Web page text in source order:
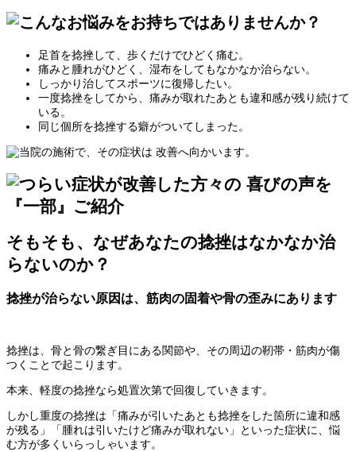
足首を捻挫して、歩くだけでひどく痛む。
痛みと腫れがひどく、湿布をしてもなかなか治らない。
しっかり治してスポーツに復帰したい。
一度捻挫をしてから、痛みが取れたあとも違和感が残り続けて
いる。
同じ個所を捻挫する癖がついてしまった。
そもそも、なぜあなたの捻挫はなかなか治
らないのか？
捻挫が治らない原因は、筋肉の固着や骨の歪みにあります
捻挫は、骨と骨の繋ぎ目にある関節や、その周辺の靭帯・筋肉が傷
つくことで起こります。
本来、軽度の捻挫なら処置次第で回復していきます。
しかし重度の捻挫は「痛みが引いたあとも捻挫をした箇所に違和感
が残る」「腫れは引いたけど痛みが取れない」といった症状に、悩
む方が多くいらっしゃいます。